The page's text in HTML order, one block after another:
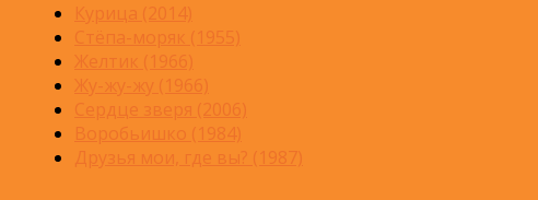
Курица (2014)
Стёпа-моряк (1955)
Желтик (1966)
Жу-жу-жу (1966)
Сердце зверя (2006)
Воробьишко (1984)
Друзья мои, где вы? (1987)